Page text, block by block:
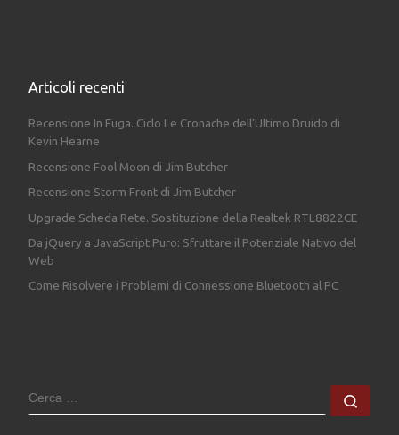
Articoli recenti
Recensione In Fuga. Ciclo Le Cronache dell’Ultimo Druido di
Kevin Hearne
Recensione Fool Moon di Jim Butcher
Recensione Storm Front di Jim Butcher
Upgrade Scheda Rete. Sostituzione della Realtek RTL8822CE
Da jQuery a JavaScript Puro: Sfruttare il Potenziale Nativo del
Web
Come Risolvere i Problemi di Connessione Bluetooth al PC
CERCA